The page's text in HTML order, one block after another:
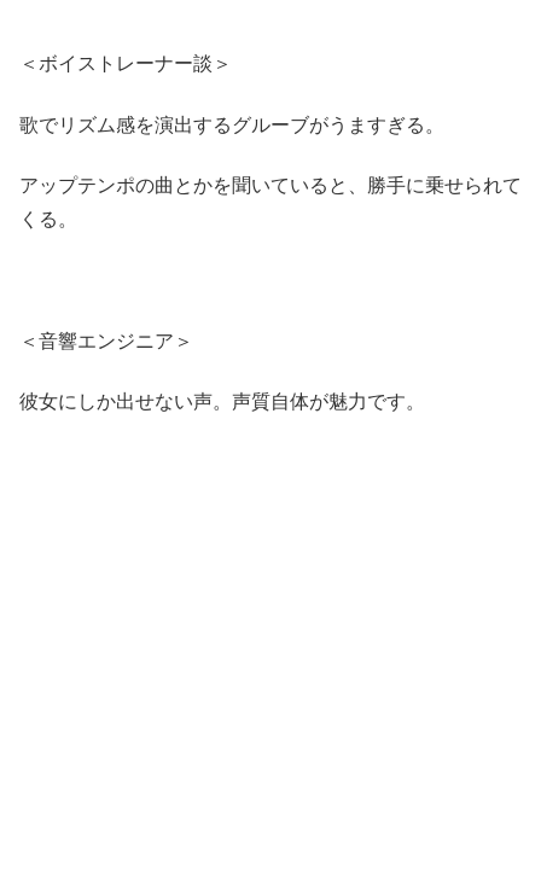
＜ボイストレーナー談＞
歌でリズム感を演出するグルーブがうますぎる。
アップテンポの曲とかを聞いていると、勝手に乗せられて
くる。
＜音響エンジニア＞
彼女にしか出せない声。声質自体が魅力です。